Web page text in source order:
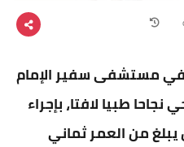
مستشفى سفير الإمام
طبيا لافتا، بإجراء
من العمر ثماني